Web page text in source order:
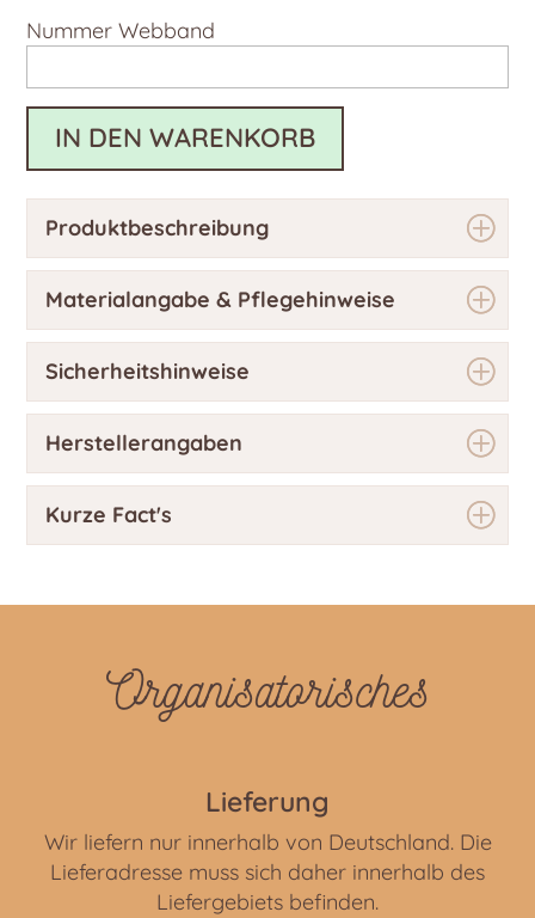
Nummer Webband
IN DEN WARENKORB
Produktbeschreibung
Materialangabe & Pflegehinweise
Sicherheitshinweise
Herstellerangaben
Kurze Fact's
Organisatorisches
Lieferung
Wir liefern nur innerhalb von Deutschland. Die
Lieferadresse muss sich daher innerhalb des
Liefergebiets befinden.